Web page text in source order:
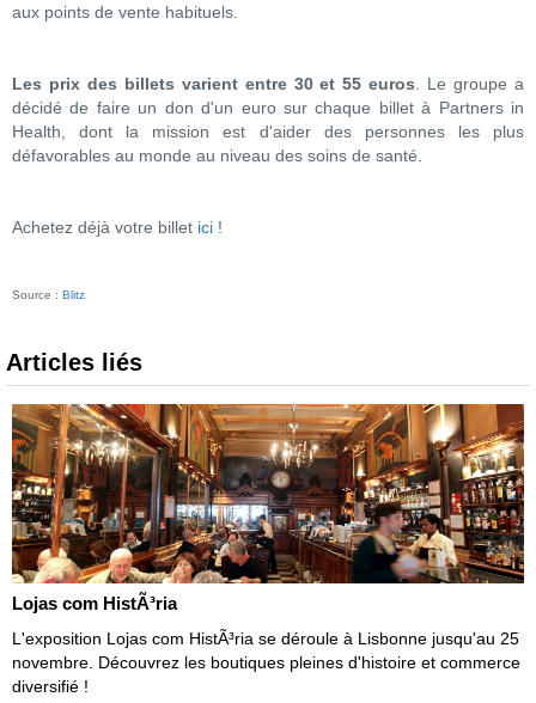
aux points de vente habituels.
Les prix des billets varient entre 30 et 55 euros. Le groupe a
décidé de faire un don d'un euro sur chaque billet à Partners in
Health, dont la mission est d'aider des personnes les plus
défavorables au monde au niveau des soins de santé.
Achetez déjà votre billet ici !
Source : Blitz
Articles liés
Lojas com HistÃ³ria
L'exposition Lojas com HistÃ³ria se déroule à Lisbonne jusqu'au 25
novembre. Découvrez les boutiques pleines d'histoire et commerce
diversifié !